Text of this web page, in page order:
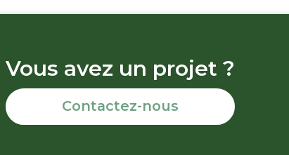
Vous avez un projet ?
Contactez-nous